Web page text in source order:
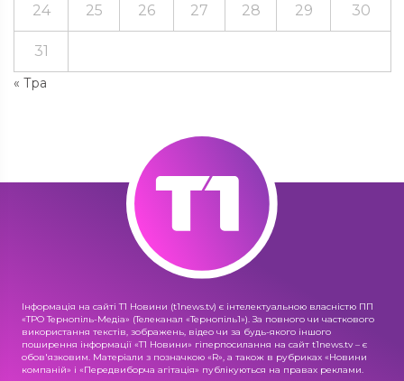
« Тра
24 25 26 27 28 29 30
31
Інформація на сайті Т1 Новини (t1news.tv) є інтелектуальною власністю ПП
«ТРО Тернопіль-Медіа» (Телеканал «Тернопіль1»). За повного чи часткового
використання текстів, зображень, відео чи за будь-якого іншого
поширення інформації «Т1 Новини» гіперпосилання на сайт t1news.tv – є
обов'язковим. Матеріали з позначкою «R», а також в рубриках «Новини
компаній» і «Передвиборча агітація» публікуються на правах реклами.